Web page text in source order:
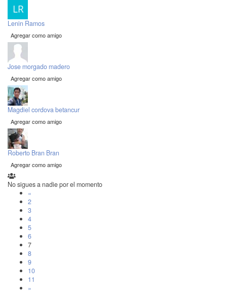
Lenin Ramos
Agregar como amigo
Jose morgado madero
Agregar como amigo
Magdiel cordova betancur
Agregar como amigo
Roberto Bran Bran
Agregar como amigo
No sigues a nadie por el momento
«
2
3
4
5
6
7
8
9
10
11
»